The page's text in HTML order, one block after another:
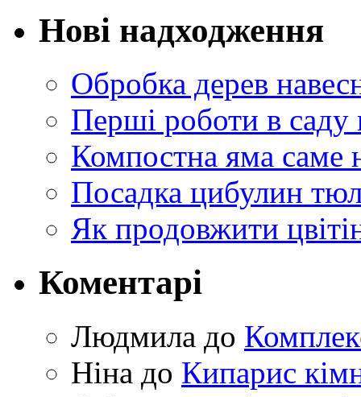
Нові надходження
Обробка дерев
Перші роботи в саду
Компостна яма саме
Посадка цибулин
Як продовжити
Коментарі
Людмила до
Ніна до Кипарис